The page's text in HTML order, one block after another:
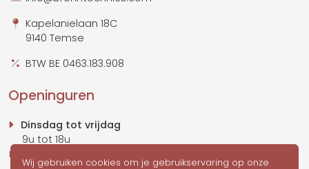
Kapelanielaan 18C
9140 Temse
BTW BE 0463.183.908
Openinguren
Dinsdag tot vrijdag
9u tot 18u
Wij gebruiken cookies om je gebruikservaring op onze